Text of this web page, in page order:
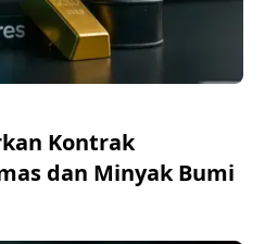
Kontrak
dan Minyak Bumi